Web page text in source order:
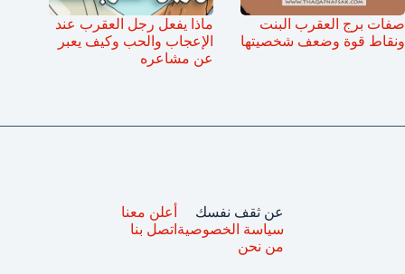
صفات برج العقرب البنت
ونقاط قوة وضعف شخصيتها
ماذا يفعل رجل العقرب عند
الإعجاب والحب وكيف يعبر
عن مشاعره
عن ثقف نفسك
سياسة الخصوصية
من نحن
أعلن معنا
اتصل بنا